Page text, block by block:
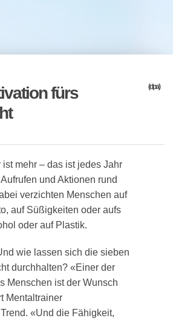
fürs
(dpa)
mehr – das ist jedes Jahr
und Aktionen rund
verzichten Menschen auf
auf Süßigkeiten oder aufs
oder auf Plastik.
wie lassen sich die sieben
durchhalten? «Einer der
Menschen ist der Wunsch
Mentaltrainer
«Und die Fähigkeit,